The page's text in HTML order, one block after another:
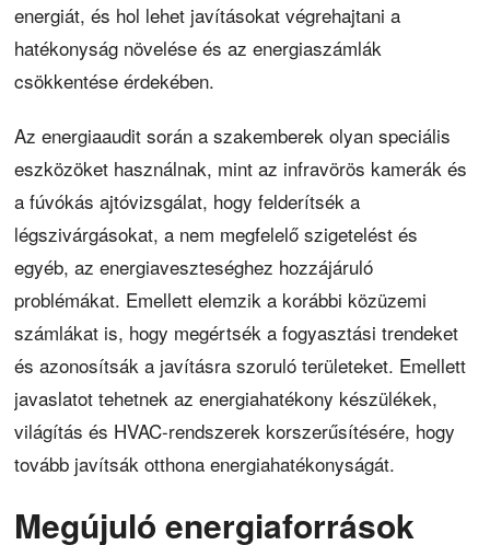
energiát, és hol lehet javításokat végrehajtani a
hatékonyság növelése és az energiaszámlák
csökkentése érdekében.
Az energiaaudit során a szakemberek olyan speciális
eszközöket használnak, mint az infravörös kamerák és
a fúvókás ajtóvizsgálat, hogy felderítsék a
légszivárgásokat, a nem megfelelő szigetelést és
egyéb, az energiaveszteséghez hozzájáruló
problémákat. Emellett elemzik a korábbi közüzemi
számlákat is, hogy megértsék a fogyasztási trendeket
és azonosítsák a javításra szoruló területeket. Emellett
javaslatot tehetnek az energiahatékony készülékek,
világítás és HVAC-rendszerek korszerűsítésére, hogy
tovább javítsák otthona energiahatékonyságát.
Megújuló energiaforrások